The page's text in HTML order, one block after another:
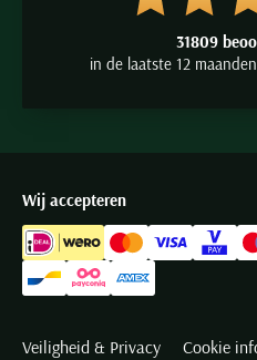
31809
in de laatste 12
Wij accepteren
Veiligheid & Privacy Cookie